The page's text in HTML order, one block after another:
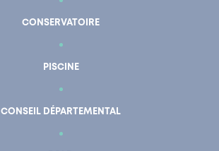
CONSERVATOIRE
PISCINE
CONSEIL DÉPARTEMENTAL